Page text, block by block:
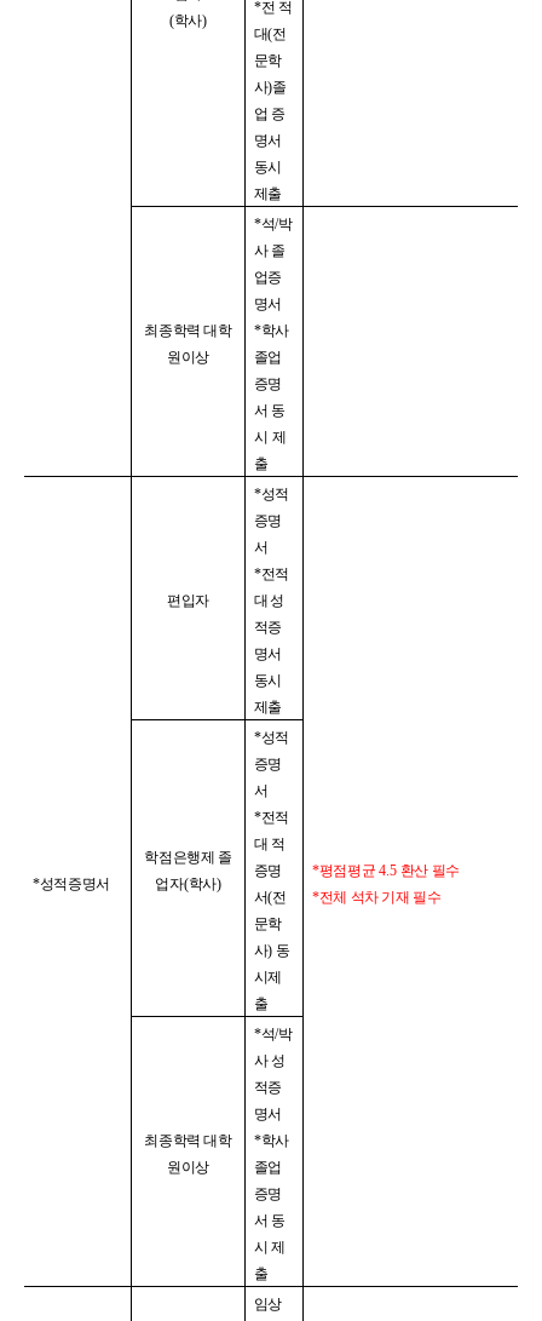
(학사)
*전 적
대(전
문학
사)졸
업 증
명서
동시
제출
최종학력 대학
원이상
*석/박
사 졸
업증
명서
*학사
졸업
증명
서 동
시 제
출
*성적증명서
편입자
*성적
증명
서
*전적
대 성
적증
명서
동시
제출
*평점평균 4.5 환산 필수
*전체 석차 기재 필수
학점은행제 졸
업자(학사)
*성적
증명
서
*전적
대 적
증명
서(전
문학
사) 동
시제
출
최종학력 대학
원이상
*석/박
사 성
적증
명서
*학사
졸업
증명
서 동
시 제
출
임상